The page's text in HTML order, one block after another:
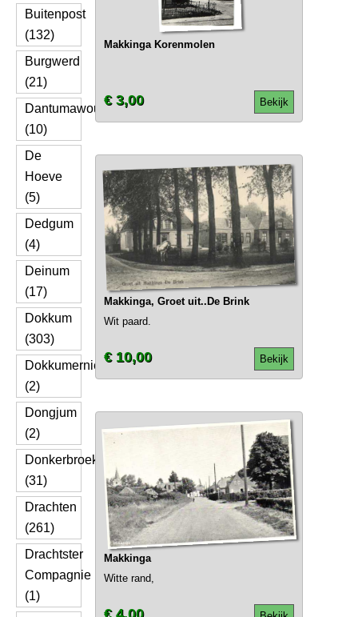
Buitenpost
(132)
Burgwerd
(21)
Dantumawoude
(10)
De
Hoeve
(5)
Dedgum
(4)
Deinum
(17)
Dokkum
(303)
Dokkumernieuwezijlen
(2)
Dongjum
(2)
Donkerbroek
(31)
Drachten
(261)
Drachtster
Compagnie
(1)
Makkinga Korenmolen
Bekijk
€ 3,00
Makkinga, Groet uit..De Brink
Wit paard.
Bekijk
€ 10,00
Makkinga
Witte rand,
€ 4,00